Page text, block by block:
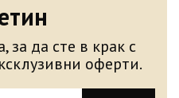
за да сте в крак с
оферти.